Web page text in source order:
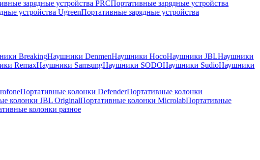
зарядные устройства PRCПортативные зарядные устройства
устройства UgreenПортативные зарядные устройства
BreakingНаушники DenmenНаушники HocoНаушники JBLНаушники
RemaxНаушники SamsungНаушники SODOНаушники SudioНаушники
Портативные колонки DefenderПортативные колонки
колонки JBL OriginalПортативные колонки MicrolabПортативные
колонки разное